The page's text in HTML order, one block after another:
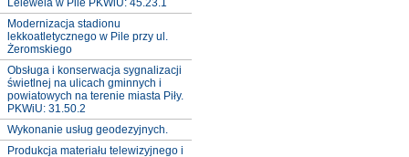
Lelewela w Pile PKWiU: 45.23.1
Modernizacja stadionu
lekkoatletycznego w Pile przy ul.
Żeromskiego
Obsługa i konserwacja sygnalizacji
świetlnej na ulicach gminnych i
powiatowych na terenie miasta Piły.
PKWiU: 31.50.2
Wykonanie usług geodezyjnych.
Produkcja materiału telewizyjnego i